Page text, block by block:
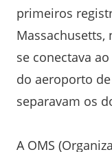
primeiros
Massachusetts,
se conectava
do aeroporto
separavam os
A OMS